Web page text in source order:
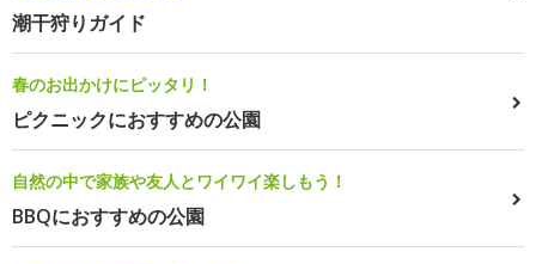
潮干狩りガイド
春のお出かけにピッタリ！
ピクニックにおすすめの公園
自然の中で家族や友人とワイワイ楽しもう！
BBQにおすすめの公園